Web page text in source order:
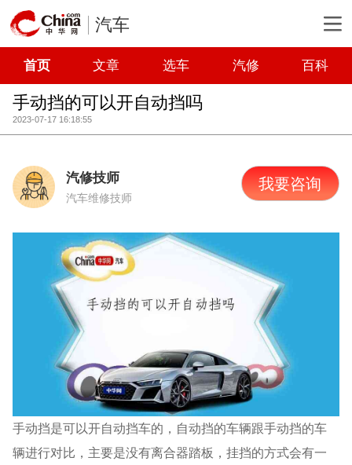
汽车
首页 文章 选车 汽修 百科
手动挡的可以开自动挡吗
2023-07-17 16:18:55
汽修技师
汽车维修技师
我要咨询
手动挡是可以开自动挡车的，自动挡的车辆跟手动挡的车
辆进行对比，主要是没有离合器踏板，挂挡的方式会有一